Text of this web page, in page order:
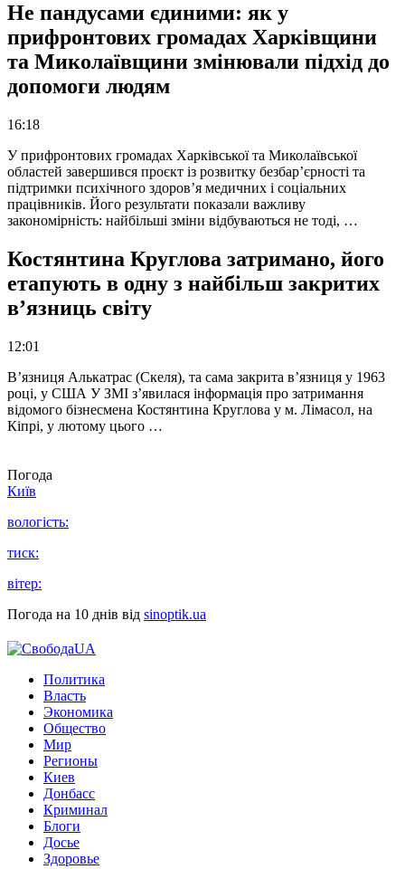
Не пандусами єдиними: як у
прифронтових громадах Харківщини
та Миколаївщини змінювали підхід до
допомоги людям
16:18
У прифронтових громадах Харківської та Миколаївської
областей завершився проєкт із розвитку безбар’єрності та
підтримки психічного здоров’я медичних і соціальних
працівників. Його результати показали важливу
закономірність: найбільші зміни відбуваються не тоді, …
Костянтина Круглова затримано, його
етапують в одну з найбільш закритих
в’язниць світу
12:01
В’язниця Алькатрас (Скеля), та сама закрита в’язниця у 1963
році, у США У ЗМІ з’явилася інформація про затримання
відомого бізнесмена Костянтина Круглова у м. Лімасол, на
Кіпрі, у лютому цього …
Погода
Київ
вологість:
тиск:
вітер:
Погода на 10 днів від sinoptik.ua
Политика
Власть
Экономика
Общество
Мир
Регионы
Киев
Донбасс
Криминал
Блоги
Досье
Здоровье